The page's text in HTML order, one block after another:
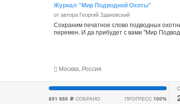
Журнал "Мир Подводной Охоты"
от автора Георгий Здановский
Сохраним печатное слово подводных
перемен. И да прибудет с вами "Мир
Москва, Россия
851 650 c СОБРАНО ПРОГРЕСС 100%